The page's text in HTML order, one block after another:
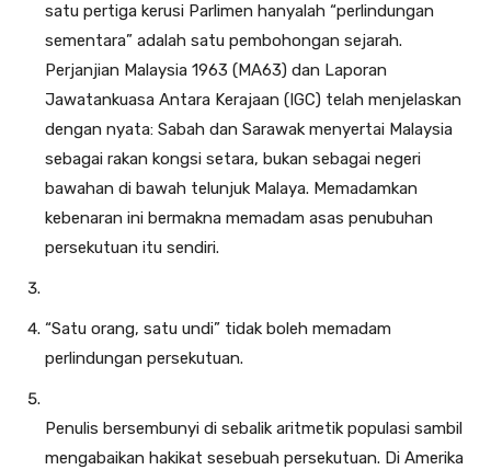
satu pertiga kerusi Parlimen hanyalah “perlindungan
sementara” adalah satu pembohongan sejarah.
Perjanjian Malaysia 1963 (MA63) dan Laporan
Jawatankuasa Antara Kerajaan (IGC) telah menjelaskan
dengan nyata: Sabah dan Sarawak menyertai Malaysia
sebagai rakan kongsi setara, bukan sebagai negeri
bawahan di bawah telunjuk Malaya. Memadamkan
kebenaran ini bermakna memadam asas penubuhan
persekutuan itu sendiri.
“Satu orang, satu undi” tidak boleh memadam
perlindungan persekutuan.
Penulis bersembunyi di sebalik aritmetik populasi sambil
mengabaikan hakikat sesebuah persekutuan. Di Amerika